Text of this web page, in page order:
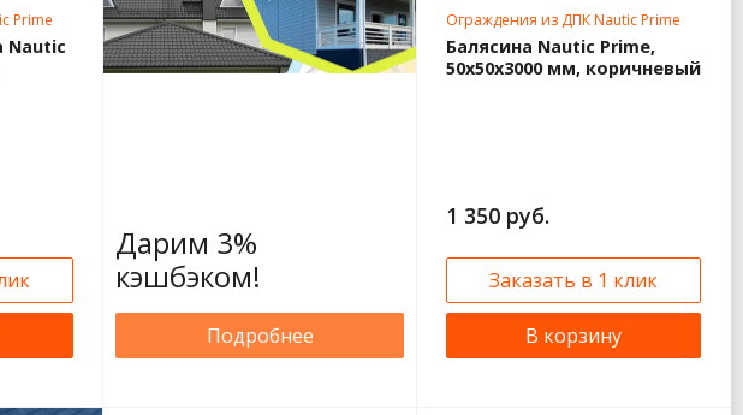
Prime
Nautic
Дарим 3%
кэшбэком!
Подробнее
Ограждения из ДПК Nautic Prime
Балясина Nautic Prime,
50x50x3000 мм, коричневый
1 350 руб.
Заказать в 1 клик
В корзину